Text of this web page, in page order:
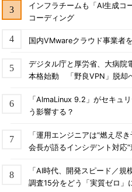
インフラチームも「AI生成
コーディング
国内VMwareクラウド事業者
デジタル庁と厚労省、大病院
本格始動 「野良VPN」脱却
「AlmaLinux 9.2」がセキュ
う影響する？
「運用エンジニアは“燃え尽
会長が語るインシデント対応“
「AI時代、開発スピード／
調査15分をどう「実質ゼロ」